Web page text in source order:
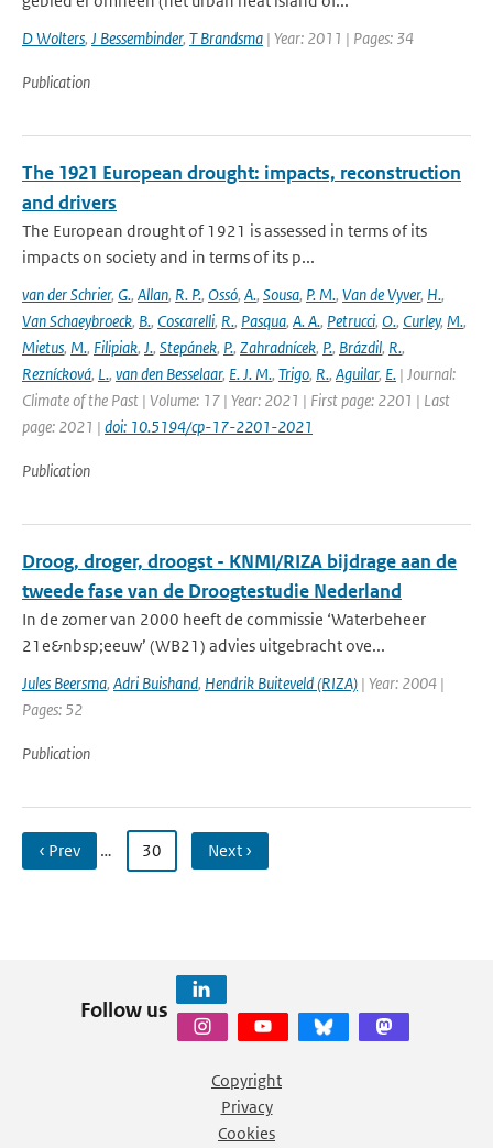
D Wolters, J Bessembinder, T Brandsma | Year: 2011 | Pages: 34
Publication
The 1921 European drought: impacts, reconstruction
and drivers
The European drought of 1921 is assessed in terms of its
impacts on society and in terms of its p...
van der Schrier, G., Allan, R. P., Ossó, A., Sousa, P. M., Van de Vyver, H.,
Van Schaeybroeck, B., Coscarelli, R., Pasqua, A. A., Petrucci, O., Curley, M.,
Mietus, M., Filipiak, J., Stepánek, P., Zahradnícek, P., Brázdil, R.,
Reznícková, L., van den Besselaar, E. J. M., Trigo, R., Aguilar, E. | Journal:
Climate of the Past | Volume: 17 | Year: 2021 | First page: 2201 | Last
page: 2021 | doi: 10.5194/cp-17-2201-2021
Publication
Droog, droger, droogst - KNMI/RIZA bijdrage aan de
tweede fase van de Droogtestudie Nederland
In de zomer van 2000 heeft de commissie ‘Waterbeheer
21e&nbsp;eeuw’ (WB21) advies uitgebracht ove...
Jules Beersma, Adri Buishand, Hendrik Buiteveld (RIZA) | Year: 2004 |
Pages: 52
Publication
‹ Prev … 30 Next ›
Follow us
Copyright
Privacy
Cookies